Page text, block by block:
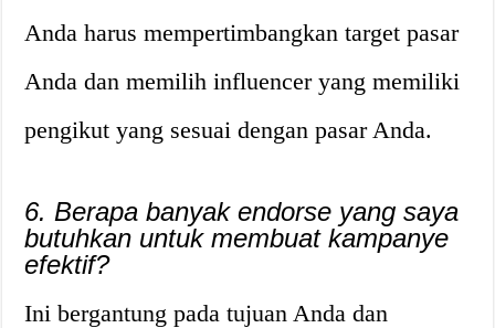
Anda harus mempertimbangkan target pasar
Anda dan memilih influencer yang memiliki
pengikut yang sesuai dengan pasar Anda.
6. Berapa banyak endorse yang saya
butuhkan untuk membuat kampanye
efektif?
Ini bergantung pada tujuan Anda dan